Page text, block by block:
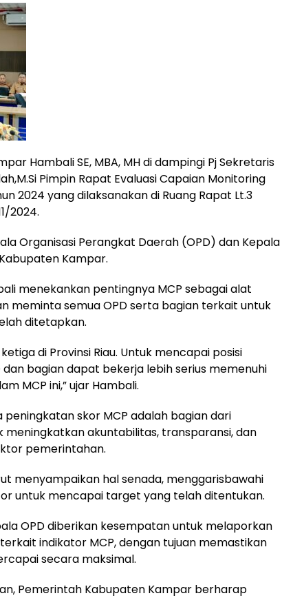
Hambali SE, MBA, MH di dampingi Pj Sekretaris
Pimpin Rapat Evaluasi Capaian Monitoring
2024 yang dilaksanakan di Ruang Rapat Lt.3
2024.
Organisasi Perangkat Daerah (OPD) dan Kepala
Kampar.
menekankan pentingnya MCP sebagai alat
meminta semua OPD serta bagian terkait untuk
ditetapkan.
di Provinsi Riau. Untuk mencapai posisi
bagian dapat bekerja lebih serius memenuhi
MCP ini,” ujar Hambali.
skor MCP adalah bagian dari
akuntabilitas, transparansi, dan
pemerintahan.
menyampaikan hal senada, menggarisbawahi
untuk mencapai target yang telah ditentukan.
OPD diberikan kesempatan untuk melaporkan
indikator MCP, dengan tujuan memastikan
secara maksimal.
Pemerintah Kabupaten Kampar berharap